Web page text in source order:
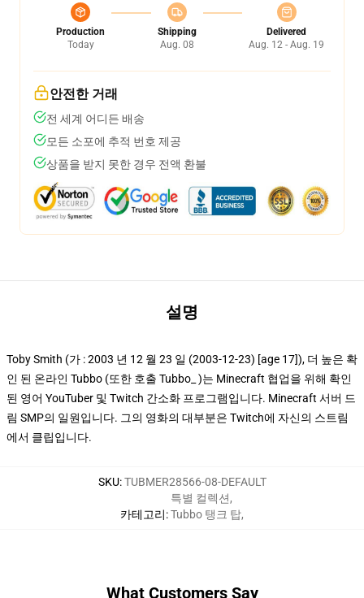
Production
Today
Shipping
Aug. 08
Delivered
Aug. 12 - Aug. 19
안전한 거래
전 세계 어디든 배송
모든 소포에 추적 번호 제공
상품을 받지 못한 경우 전액 환불
설명
Toby Smith (가 : 2003 년 12 월 23 일 (2003-12-23) [age 17]), 더 높은 확
인 된 온라인 Tubbo (또한 호출 Tubbo_ )는 Minecraft 협업을 위해 확인
된 영어 YouTuber 및 Twitch 간소화 프로그램입니다. Minecraft 서버 드
림 SMP의 일원입니다. 그의 영화의 대부분은 Twitch에 자신의 스트림
에서 클립입니다.
SKU:TUBMER28566-08-DEFAULT
카테고리:
특별 컬렉션,
Tubbo 탱크 탑,
What Customers Say